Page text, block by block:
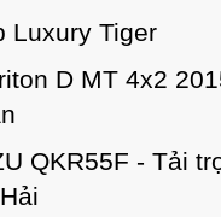
Luxury Tiger
D MT 4x2
QKR55F - Tải